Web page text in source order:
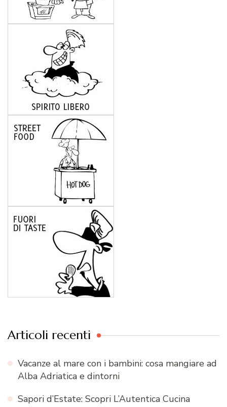
Articoli recenti
Vacanze al mare con i bambini: cosa mangiare ad
Alba Adriatica e dintorni
Sapori d’Estate: Scopri L’Autentica Cucina